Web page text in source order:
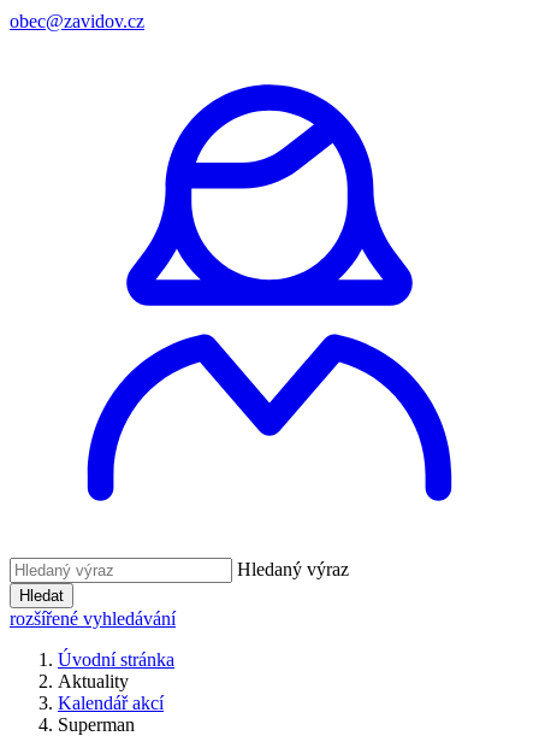
obec@zavidov.cz
Hledaný výraz
Hledat
rozšířené vyhledávání
Úvodní stránka
Aktuality
Kalendář akcí
Superman